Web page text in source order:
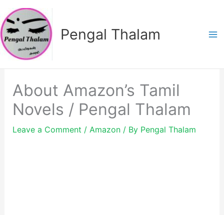
Skip
to
content
Pengal Thalam
About Amazon’s Tamil
Novels / Pengal Thalam
Leave a Comment / Amazon/ By Pengal Thalam